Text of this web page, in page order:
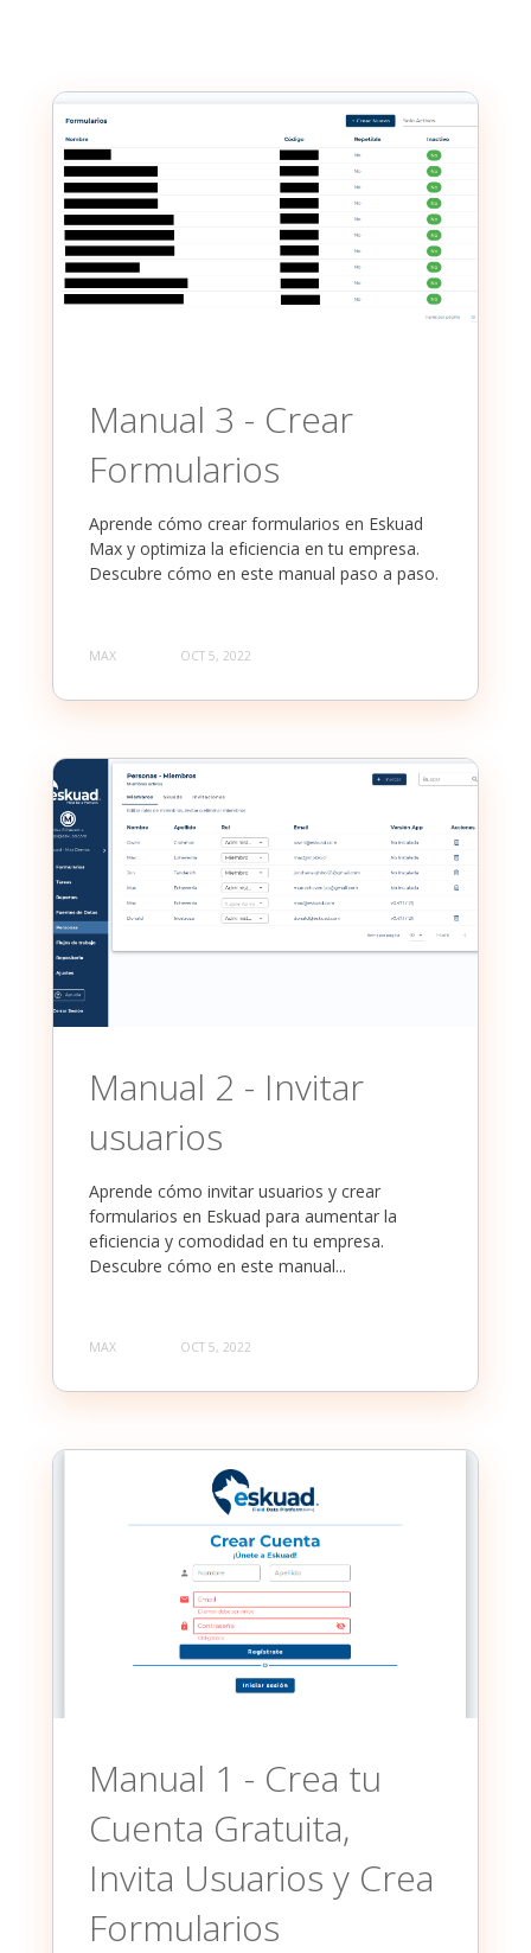
Manual 3 - Crear
Formularios
Aprende cómo crear formularios en Eskuad
Max y optimiza la eficiencia en tu empresa.
Descubre cómo en este manual paso a paso.
MAX OCT 5, 2022
Manual 2 - Invitar
usuarios
Aprende cómo invitar usuarios y crear
formularios en Eskuad para aumentar la
eficiencia y comodidad en tu empresa.
Descubre cómo en este manual...
MAX OCT 5, 2022
Manual 1 - Crea tu
Cuenta Gratuita,
Invita Usuarios y Crea
Formularios